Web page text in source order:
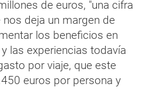
de euros, "una cifra
deja un margen de
los beneficios en
las experiencias todavía
por viaje, que este
euros por persona y